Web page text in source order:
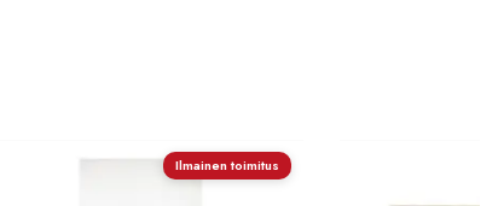
Ilmainen toimitus